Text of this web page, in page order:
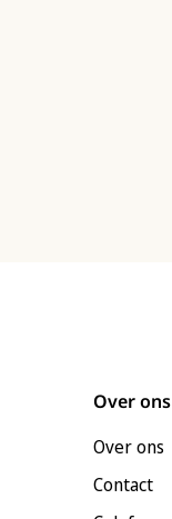
Over ons
Over ons
Contact